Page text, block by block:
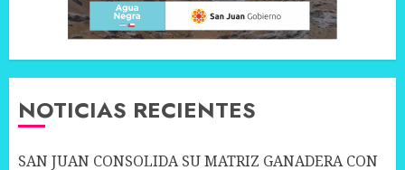
NOTICIAS RECIENTES
SAN JUAN CONSOLIDA SU MATRIZ GANADERA CON